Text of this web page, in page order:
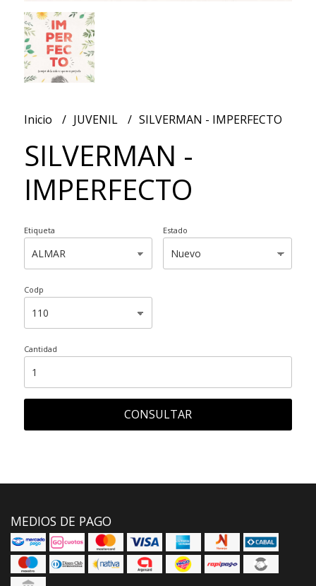
Inicio JUVENIL SILVERMAN - IMPERFECTO
SILVERMAN -
IMPERFECTO
Etiqueta Estado
Codp
Cantidad
CONSULTAR
MEDIOS DE PAGO